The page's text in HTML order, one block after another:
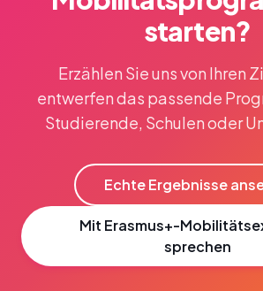
starten?
Erzählen Sie uns von Ihren
entwerfen das passende
Studierende, Schulen oder
Echte Ergebnisse
Mit Erasmus+-
sprechen